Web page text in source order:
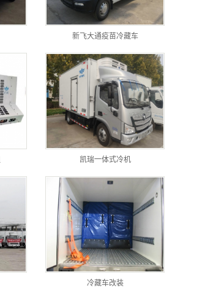
新飞大通疫苗冷藏车
凯瑞一体式冷机
冷藏车改装